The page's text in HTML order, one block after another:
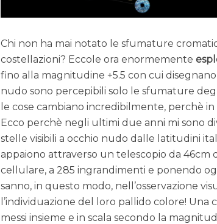
Chi non ha mai notato le sfumature
costellazioni? Eccole ora enormemente
fino alla magnitudine +5.5 con cui
nudo sono percepibili solo le sfumature
le cose cambiano incredibilmente, perchè
Ecco perchè negli ultimi due anni mi sono
stelle visibili a occhio nudo dalle latitudini
appaiono attraverso un telescopio da
cellulare, a 285 ingrandimenti e ponendo
sanno, in questo modo, nell’osservazione
l’individuazione del loro pallido colore!
messi insieme e in scala secondo la